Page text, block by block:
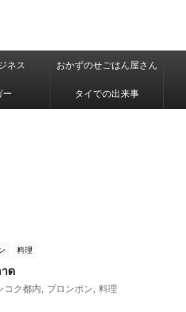
ネス おかずのせごはん屋さん
ー タイでの出来事
料理
าด
コク都内, プロンポン, 料理